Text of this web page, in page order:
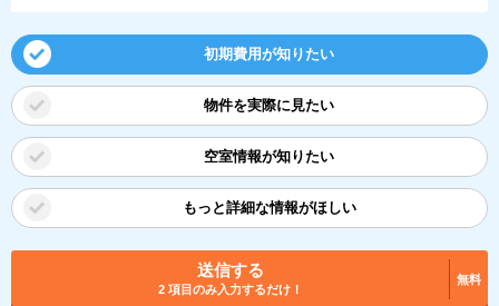
初期費用が知りたい
物件を実際に見たい
空室情報が知りたい
もっと詳細な情報がほしい
送信する
2 項目のみ入力するだけ！
無料